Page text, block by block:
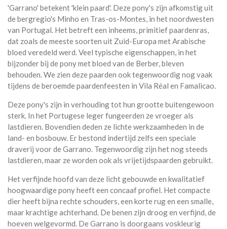
'Garrano' betekent 'klein paard'. Deze pony's zijn afkomstig uit
de bergregio's Minho en Tras-os-Montes, in het noordwesten
van Portugal. Het betreft een inheems, primitief paardenras,
dat zoals de meeste soorten uit Zuid-Europa met Arabische
bloed veredeld werd. Veel typische eigenschappen, in het
bijzonder bij de pony met bloed van de Berber, bleven
behouden. We zien deze paarden ook tegenwoordig nog vaak
tijdens de beroemde paardenfeesten in Vila Réal en Famalicao.
Deze pony's zijn in verhouding tot hun grootte buitengewoon
sterk. In het Portugese leger fungeerden ze vroeger als
lastdieren. Bovendien deden ze lichte werkzaamheden in de
land- en bosbouw. Er bestond indertijd zelfs een speciale
draverij voor de Garrano. Tegenwoordig zijn het nog steeds
lastdieren, maar ze worden ook als vrijetijdspaarden gebruikt.
Het verfijnde hoofd van deze licht gebouwde en kwalitatief
hoogwaardige pony heeft een concaaf profiel. Het compacte
dier heeft bijna rechte schouders, een korte rug en een smalle,
maar krachtige achterhand. De benen zijn droog en verfijnd, de
hoeven welgevormd. De Garrano is doorgaans voskleurig